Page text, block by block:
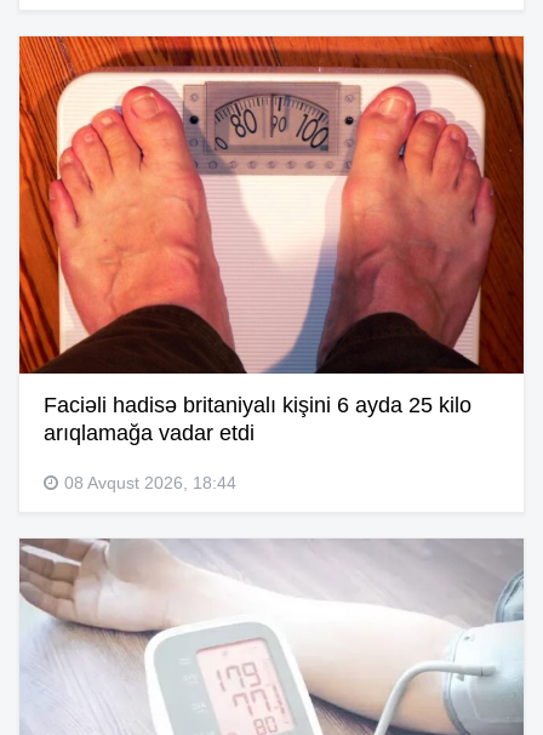
Faciəli hadisə britaniyalı kişini 6 ayda 25 kilo
arıqlamağa vadar etdi
08 Avqust 2026, 18:44